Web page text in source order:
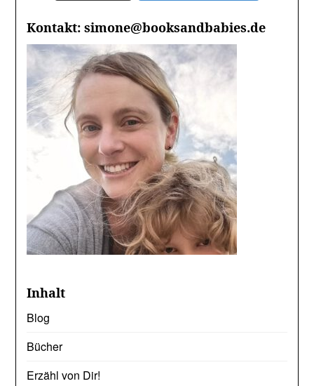
Kontakt: simone@booksandbabies.de
Inhalt
Blog
Bücher
Erzähl von Dir!